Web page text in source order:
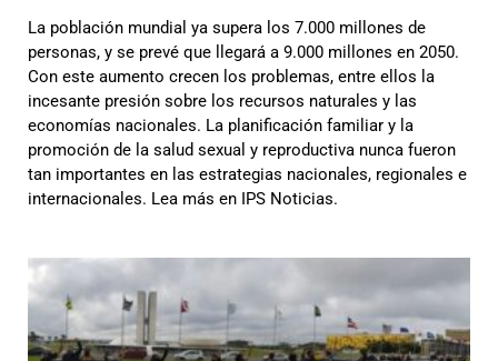
La población mundial ya supera los 7.000 millones de
personas, y se prevé que llegará a 9.000 millones en 2050.
Con este aumento crecen los problemas, entre ellos la
incesante presión sobre los recursos naturales y las
economías nacionales. La planificación familiar y la
promoción de la salud sexual y reproductiva nunca fueron
tan importantes en las estrategias nacionales, regionales e
internacionales. Lea más en IPS Noticias.